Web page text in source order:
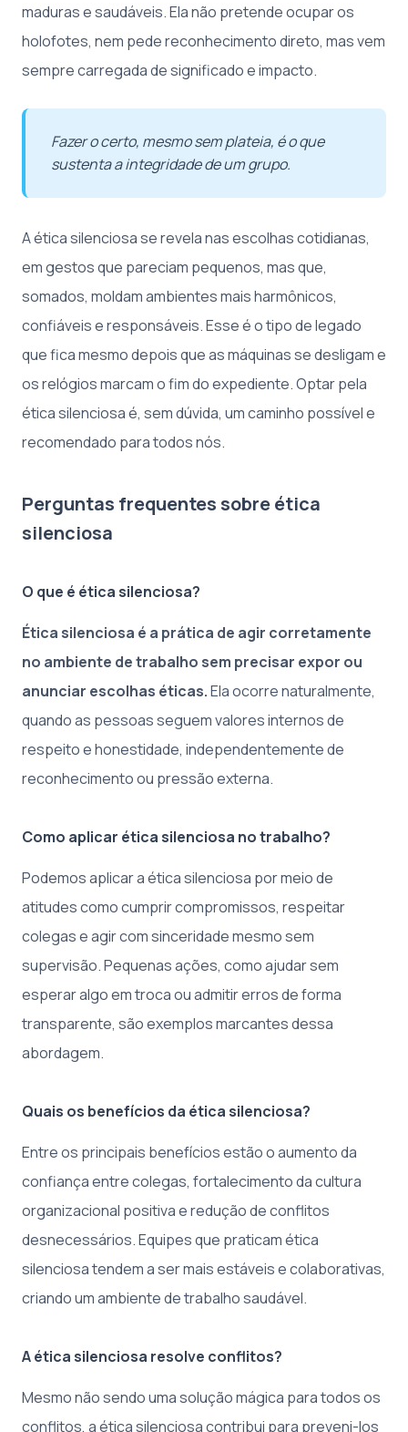
maduras e saudáveis. Ela não pretende ocupar os
holofotes, nem pede reconhecimento direto, mas vem
sempre carregada de significado e impacto.
Fazer o certo, mesmo sem plateia, é o que
sustenta a integridade de um grupo.
A ética silenciosa se revela nas escolhas cotidianas,
em gestos que pareciam pequenos, mas que,
somados, moldam ambientes mais harmônicos,
confiáveis e responsáveis. Esse é o tipo de legado
que fica mesmo depois que as máquinas se desligam e
os relógios marcam o fim do expediente. Optar pela
ética silenciosa é, sem dúvida, um caminho possível e
recomendado para todos nós.
Perguntas frequentes sobre ética
silenciosa
O que é ética silenciosa?
Ética silenciosa é a prática de agir corretamente
no ambiente de trabalho sem precisar expor ou
anunciar escolhas éticas.Ela ocorre naturalmente,
quando as pessoas seguem valores internos de
respeito e honestidade, independentemente de
reconhecimento ou pressão externa.
Como aplicar ética silenciosa no trabalho?
Podemos aplicar a ética silenciosa por meio de
atitudes como cumprir compromissos, respeitar
colegas e agir com sinceridade mesmo sem
supervisão. Pequenas ações, como ajudar sem
esperar algo em troca ou admitir erros de forma
transparente, são exemplos marcantes dessa
abordagem.
Quais os benefícios da ética silenciosa?
Entre os principais benefícios estão o aumento da
confiança entre colegas, fortalecimento da cultura
organizacional positiva e redução de conflitos
desnecessários. Equipes que praticam ética
silenciosa tendem a ser mais estáveis e colaborativas,
criando um ambiente de trabalho saudável.
A ética silenciosa resolve conflitos?
Mesmo não sendo uma solução mágica para todos os
conflitos, a ética silenciosa contribui para preveni-los